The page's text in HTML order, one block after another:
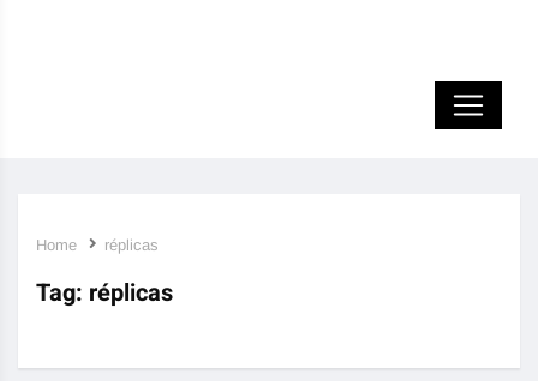
Home réplicas
Tag: réplicas